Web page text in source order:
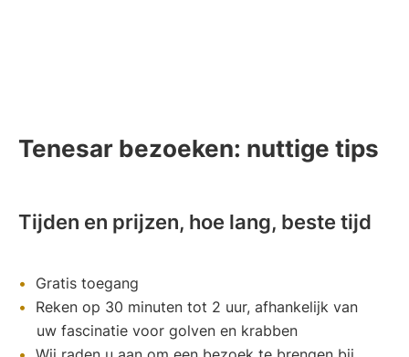
Tenesar bezoeken: nuttige tips
Tijden en prijzen, hoe lang, beste tijd
Gratis toegang
Reken op 30 minuten tot 2 uur, afhankelijk van
uw fascinatie voor golven en krabben